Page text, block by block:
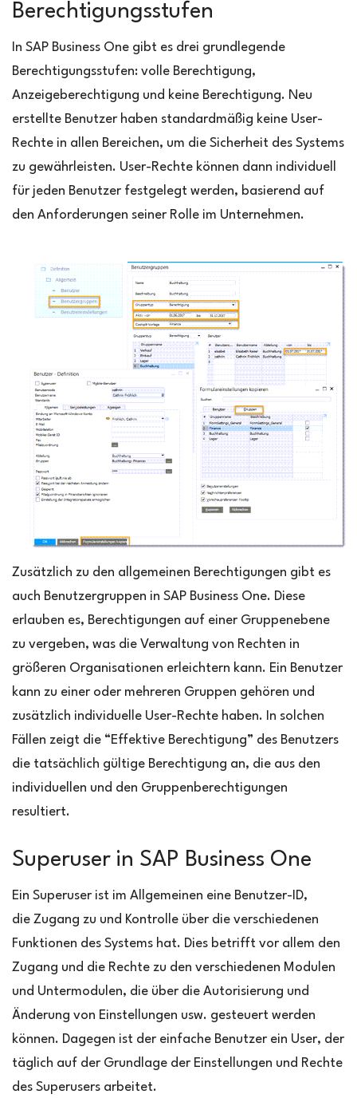
Berechtigungsstufen
In SAP Business One gibt es drei grundlegende
Berechtigungsstufen: volle Berechtigung,
Anzeigeberechtigung und keine Berechtigung. Neu
erstellte Benutzer haben standardmäßig keine User-
Rechte in allen Bereichen, um die Sicherheit des Systems
zu gewährleisten. User-Rechte können dann individuell
für jeden Benutzer festgelegt werden, basierend auf
den Anforderungen seiner Rolle im Unternehmen.
Zusätzlich zu den allgemeinen Berechtigungen gibt es
auch Benutzergruppen in SAP Business One. Diese
erlauben es, Berechtigungen auf einer Gruppenebene
zu vergeben, was die Verwaltung von Rechten in
größeren Organisationen erleichtern kann. Ein Benutzer
kann zu einer oder mehreren Gruppen gehören und
zusätzlich individuelle User-Rechte haben. In solchen
Fällen zeigt die “Effektive Berechtigung” des Benutzers
die tatsächlich gültige Berechtigung an, die aus den
individuellen und den Gruppenberechtigungen
resultiert.
Superuser in SAP Business One
Ein Superuser ist im Allgemeinen eine Benutzer-ID,
die Zugang zu und Kontrolle über die verschiedenen
Funktionen des Systems hat. Dies betrifft vor allem den
Zugang und die Rechte zu den verschiedenen Modulen
und Untermodulen, die über die Autorisierung und
Änderung von Einstellungen usw. gesteuert werden
können. Dagegen ist der einfache Benutzer ein User, der
täglich auf der Grundlage der Einstellungen und Rechte
des Superusers arbeitet.